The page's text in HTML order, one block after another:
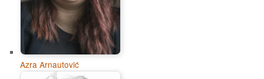
Azra Arnautović